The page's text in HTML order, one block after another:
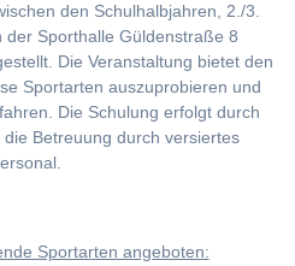
den Schulhalbjahren, 2./3.
Sporthalle Güldenstraße 8
Die Veranstaltung bietet den
Sportarten auszuprobieren und
Die Schulung erfolgt durch
Betreuung durch versiertes
Sportarten angeboten: